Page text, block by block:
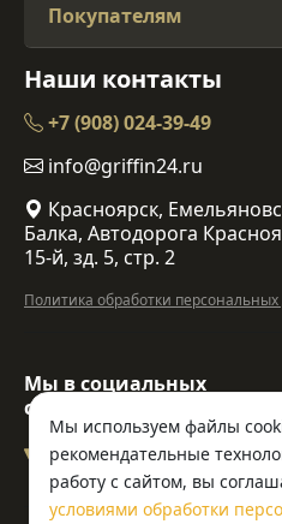
Мы используем файлы
рекомендательные
работу с сайтом, вы
условиями обработки
Покупателям
Наши контакты
+7 (908) 024-39-49
info@griffin24.ru
Красноярск,
Балка, Автодорога
15-й, зд. 5, стр. 2
Политика обработки
Мы в социальных
сетях: